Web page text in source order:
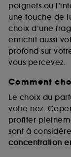
poignets ou
une touche de
choix d’une
enrichit aussi
profond sur
vous percevez.
Comment
Le choix du
votre nez.
profiter
sont à
concentration
cookies
vous faire
prolongée
compte
sans saisir
passe.
A l'exception
lecture de
pouvez
de ces
choix" ci-
Sephora
navigation